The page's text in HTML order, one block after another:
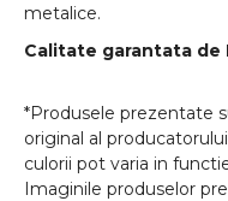
metalice.
Calitate garantata de
*Produsele prezentate
original al
culorii pot varia in
Imaginile produselor